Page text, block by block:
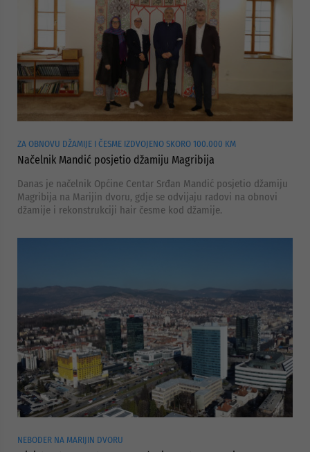
ZA OBNOVU DŽAMIJE I ČESME IZDVOJENO SKORO 100.000 KM
Načelnik Mandić posjetio džamiju Magribija
Danas je načelnik Općine Centar Srđan Mandić posjetio džamiju
Magribija na Marijin dvoru, gdje se odvijaju radovi na obnovi
džamije i rekonstrukciji hair česme kod džamije.
NEBODER NA MARIJIN DVORU